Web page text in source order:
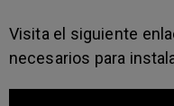
Visita el siguiente
necesarios para